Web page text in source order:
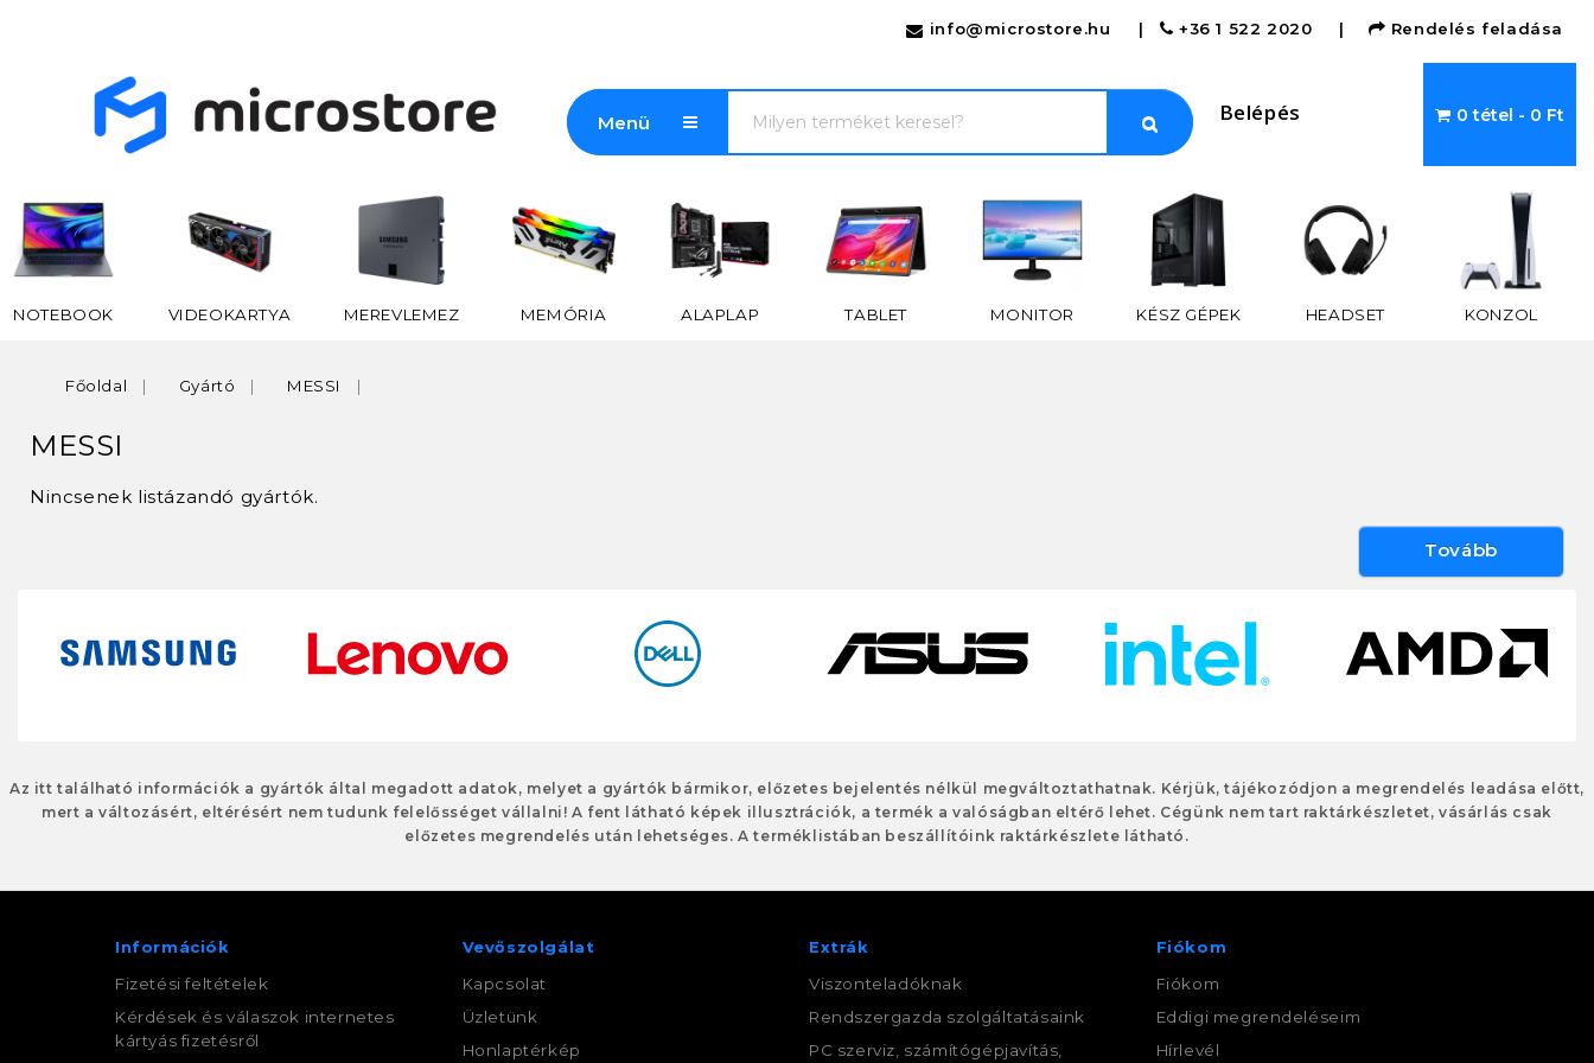
info@microstore.hu | +36 1 522 2020 | Rendelés feladása
Menü Belépés 0 tétel - 0 Ft
NOTEBOOK VIDEOKARTYA MEREVLEMEZ MEMÓRIA ALAPLAP TABLET MONITOR KÉSZ GÉPEK HEADSET KONZOL
Főoldal Gyártó MESSI
MESSI
Nincsenek listázandó gyártók.
Tovább
Az itt található információk a gyártók által megadott adatok, melyet a gyártók bármikor, előzetes bejelentés nélkül megváltoztathatnak. Kérjük, tájékozódjon a megrendelés leadása előtt,
mert a változásért, eltérésért nem tudunk felelősséget vállalni! A fent látható képek illusztrációk, a termék a valóságban eltérő lehet. Cégünk nem tart raktárkészletet, vásárlás csak
előzetes megrendelés után lehetséges. A terméklistában beszállítóink raktárkészlete látható.
Információk
Fizetési feltételek
Kérdések és válaszok internetes
kártyás fizetésről
Vevőszolgálat
Kapcsolat
Üzletünk
Honlaptérkép
Extrák
Viszonteladóknak
Rendszergazda szolgáltatásaink
PC szerviz, számítógépjavítás,
Fiókom
Fiókom
Eddigi megrendeléseim
Hírlevél